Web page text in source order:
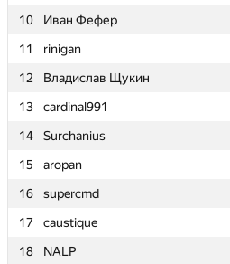
10
Иван Фефер
11
rinigan
12
Владислав Щукин
13
cardinal991
14
Surchanius
15
aropan
16
supercmd
17
caustique
18
NALP
10
Иван Фефер
11
rinigan
12
Владислав Щукин
13
cardinal991
14
Surchanius
15
aropan
16
supercmd
17
caustique
18
NALP